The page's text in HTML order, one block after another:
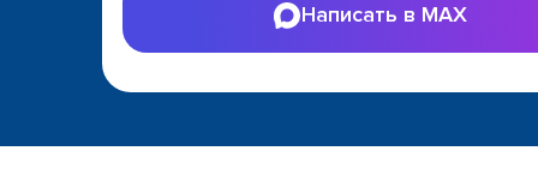
Написать в MAX